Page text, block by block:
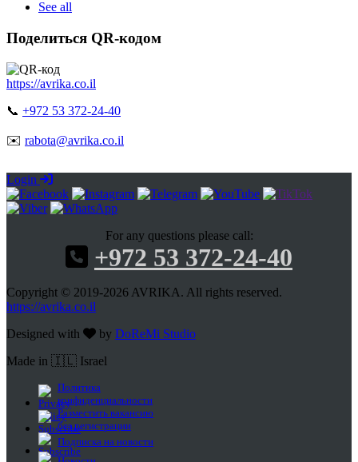
See all
Поделиться QR-кодом
https://avrika.co.il
📞 +972 53 372-24-40
✉️ rabota@avrika.co.il
Login
For any questions please call:
+972 53 372-24-40
Copyright © 2019-2026 AVRIKA. All rights reserved.
https://avrika.co.il
Designed with
by DoReMi Studio
Made in 🇮🇱 Israel
Политика
конфиденциальности
Разместить вакансию
без регистрации
Подписка на новости